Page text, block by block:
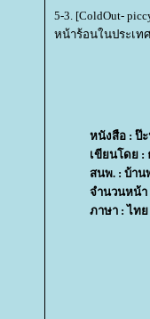
5-3. [ColdOut-
หน้าร้อนในประเ
หนังสือ : ป๊
เขียนโดย :
สนพ. : บ้าน
จำนวนหน้า
ภาษา : ไท